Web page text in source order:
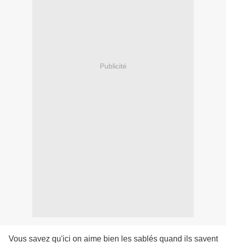
Publicité
Vous savez qu'ici on aime bien les sablés quand ils savent